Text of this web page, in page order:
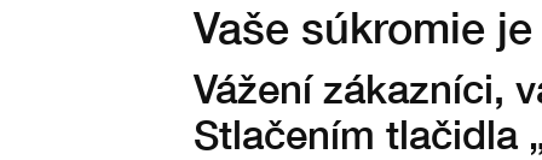
Vaše súkromie
Vážení zákazníci,
Stlačením tlačidla
na sklade
Kč s DPH